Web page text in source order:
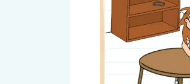
答え：①スワイ